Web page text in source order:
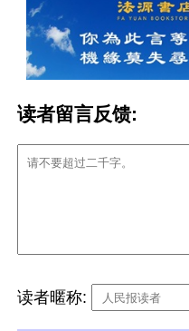
读者留言反馈:
读者暱称: